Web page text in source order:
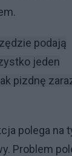
podają
jeden
pizdnę
polega na
Problem